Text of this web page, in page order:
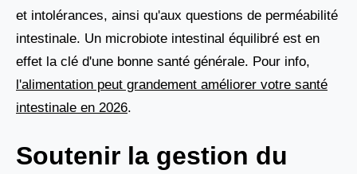
et intolérances, ainsi qu'aux questions de perméabilité
intestinale. Un microbiote intestinal équilibré est en
effet la clé d'une bonne santé générale. Pour info,
l'alimentation peut grandement améliorer votre santé
intestinale en 2026.
Soutenir la gestion du